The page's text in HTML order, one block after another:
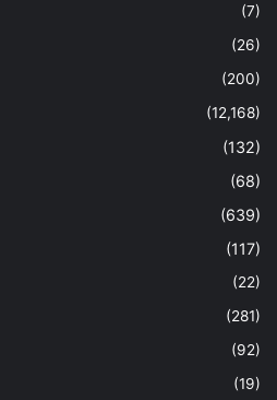
(7)
(26)
(200)
(12,168)
(132)
(68)
(639)
(117)
(22)
(281)
(92)
(19)